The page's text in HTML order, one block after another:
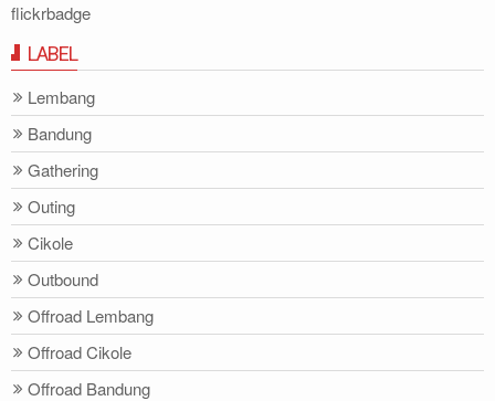
flickrbadge
LABEL
Lembang
Bandung
Gathering
Outing
Cikole
Outbound
Offroad Lembang
Offroad Cikole
Offroad Bandung